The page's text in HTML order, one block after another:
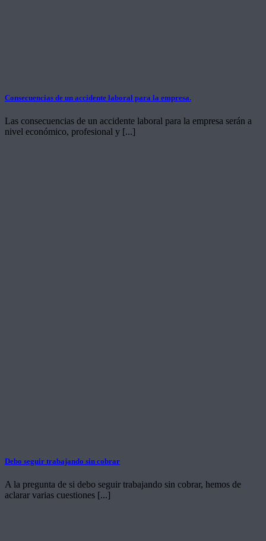
Consecuencias de un accidente laboral para la empresa.
Las consecuencias de un accidente laboral para la empresa serán a
nivel económico, profesional y [...]
Debo seguir trabajando sin cobrar
A la pregunta de si debo seguir trabajando sin cobrar, hemos de
aclarar varias cuestiones [...]